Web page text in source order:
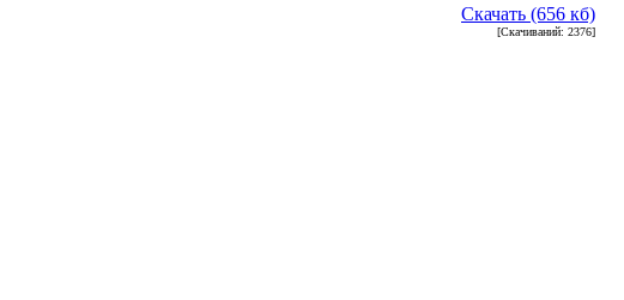
Скачать (656 кб)
[Скачиваний: 2376]